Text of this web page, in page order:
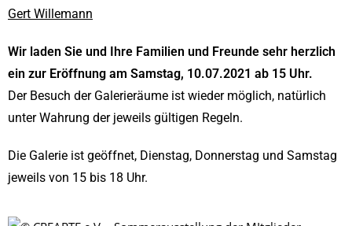
Gert Willemann
Wir laden Sie und Ihre Familien und Freunde sehr herzlich
ein zur Eröffnung am Samstag, 10.07.2021 ab 15 Uhr.
Der Besuch der Galerieräume ist wieder möglich, natürlich
unter Wahrung der jeweils gültigen Regeln.
Die Galerie ist geöffnet, Dienstag, Donnerstag und Samstag
jeweils von 15 bis 18 Uhr.